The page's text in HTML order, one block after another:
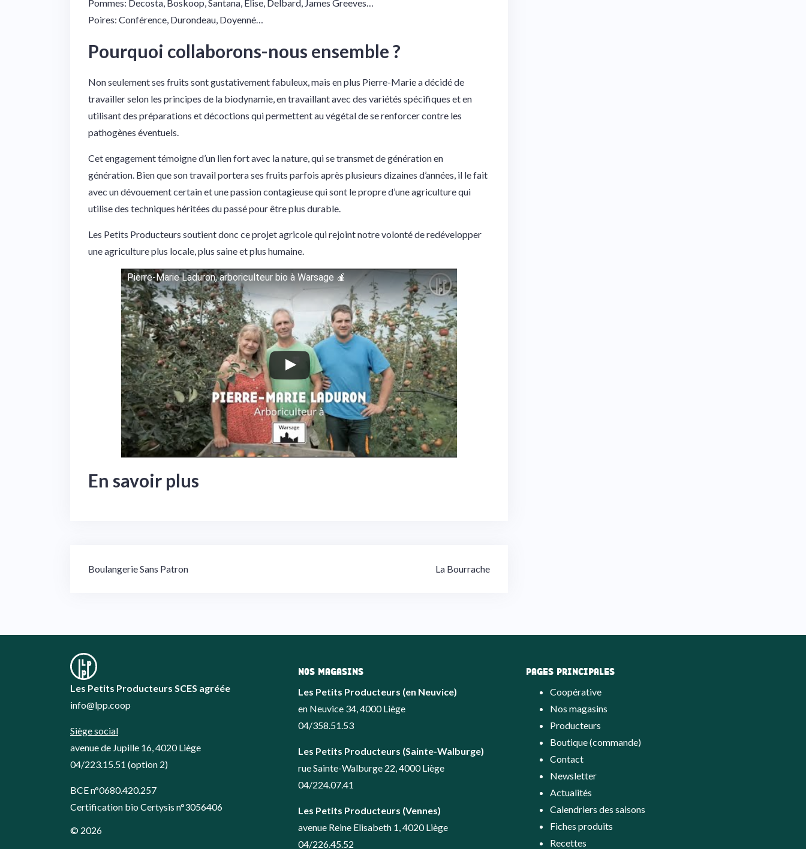
Pommes: Decosta, Boskoop, Santana, Elise, Delbard, James Greeves…
Poires: Conférence, Durondeau, Doyenné…
Pourquoi collaborons-nous ensemble ?
Non seulement ses fruits sont gustativement fabuleux, mais en plus Pierre-Marie a décidé de
travailler selon les principes de la biodynamie, en travaillant avec des variétés spécifiques et en
utilisant des préparations et décoctions qui permettent au végétal de se renforcer contre les
pathogènes éventuels.
Cet engagement témoigne d’un lien fort avec la nature, qui se transmet de génération en
génération. Bien que son travail portera ses fruits parfois après plusieurs dizaines d’années, il le fait
avec un dévouement certain et une passion contagieuse qui sont le propre d’une agriculture qui
utilise des techniques héritées du passé pour être plus durable.
Les Petits Producteurs soutient donc ce projet agricole qui rejoint notre volonté de redévelopper
une agriculture plus locale, plus saine et plus humaine.
Pierre-Marie Laduron, arboriculteur bio à Warsage 🍎
En savoir plus
Navigation
Boulangerie Sans Patron La Bourrache
Les Petits Producteurs SCES agréée
info@lpp.coop
Siège social
avenue de Jupille 16, 4020 Liège
04/223.15.51 (option 2)
BCE n°0680.420.257
Certification bio Certysis n°3056406
© 2026
NOS MAGASINS
Les Petits Producteurs (en Neuvice)
en Neuvice 34, 4000 Liège
04/358.51.53
Les Petits Producteurs (Sainte-Walburge)
rue Sainte-Walburge 22, 4000 Liège
04/224.07.41
Les Petits Producteurs (Vennes)
avenue Reine Elisabeth 1, 4020 Liège
04/226.45.52
PAGES PRINCIPALES
Coopérative
Nos magasins
Producteurs
Boutique (commande)
Contact
Newsletter
Actualités
Calendriers des saisons
Fiches produits
Recettes